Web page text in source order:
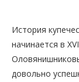
История
начинается в
довольно